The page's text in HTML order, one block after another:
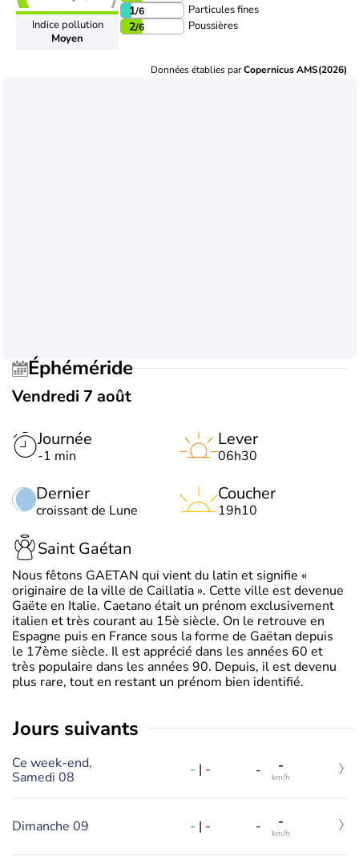
Indice pollution
Moyen
1/6 Particules fines
2/6 Poussières
Données établies parCopernicus AMS(2026)
Éphéméride
Vendredi 7 août
Journée
-1 min
Dernier
croissant de Lune
Lever
06h30
Coucher
19h10
Saint Gaétan
Nous fêtons GAETAN qui vient du latin et signifie «
originaire de la ville de Caillatia ». Cette ville est devenue
Gaëte en Italie. Caetano était un prénom exclusivement
italien et très courant au 15è siècle. On le retrouve en
Espagne puis en France sous la forme de Gaëtan depuis
le 17ème siècle. Il est apprécié dans les années 60 et
très populaire dans les années 90. Depuis, il est devenu
plus rare, tout en restant un prénom bien identifié.
jours suivants
Ce week-end,
Samedi 08
- | - - -
km/h
Dimanche 09 - | - - -
km/h